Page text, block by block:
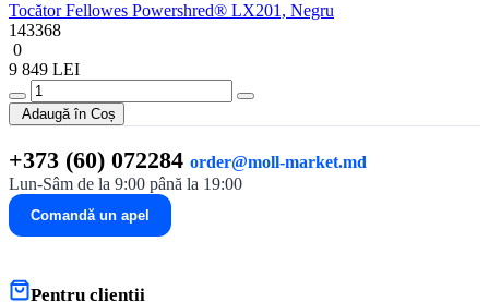
Tocător Fellowes Powershred® LX201, Negru
143368
0
9 849 LEI
Adaugă în Coș
+373 (60) 072284 order@moll-market.md
Lun-Sâm de la 9:00 până la 19:00
Comandă un apel
Pentru clienții